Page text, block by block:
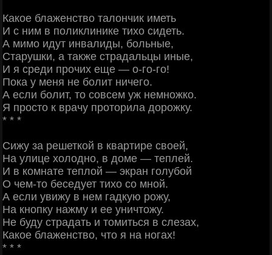
Какое блаженство талончик иметь
И с ним в поликлинике тихо сидеть.
А мимо идут инвалиды, больные,
Старушки, а также страдальцы иные,
И я среди прочих еще — о-го-го!
Пока у меня не болит ничего.
А если болит, то совсем уж немножко.
Я просто к врачу проторила дорожку.
* * *
Сижу за решеткой в квартире своей,
На улице холодно, в доме — теплей.
И в комнате теплой — экран голубой
О чем-то беседует тихо со мной.
А если увижу в нем гадкую рожу,
На кнопку нажму и ее уничтожу.
Не буду страдать и томиться в слезах,
Какое блаженство, что я на ногах!
* * *